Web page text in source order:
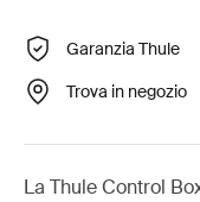
Garanzia Thule
Trova in negozio
La Thule Control